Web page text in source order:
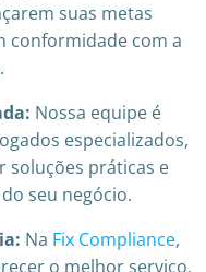
suas metas
conformidade com a
Nossa equipe é
especializados,
soluções práticas e
seu negócio.
Na Fix Compliance,
o melhor serviço,